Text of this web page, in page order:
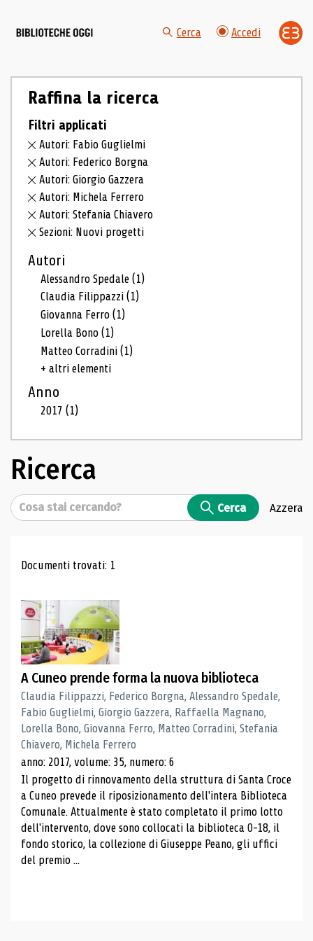
Cerca Accedi
Raffina la ricerca
Filtri applicati
Autori: Fabio Guglielmi
Autori: Federico Borgna
Autori: Giorgio Gazzera
Autori: Michela Ferrero
Autori: Stefania Chiavero
Sezioni: Nuovi progetti
Autori
Alessandro Spedale(1)
Claudia Filippazzi(1)
Giovanna Ferro(1)
Lorella Bono(1)
Matteo Corradini(1)
+ altri elementi
Anno
2017(1)
Ricerca
Cerca Cerca Azzera
Risultati di ricerca
Documenti trovati: 1
A Cuneo prende forma la nuova biblioteca
Claudia Filippazzi, Federico Borgna, Alessandro Spedale,
Fabio Guglielmi, Giorgio Gazzera, Raffaella Magnano,
Lorella Bono, Giovanna Ferro, Matteo Corradini, Stefania
Chiavero, Michela Ferrero
anno: 2017, volume: 35, numero: 6
Il progetto di rinnovamento della struttura di Santa Croce
a Cuneo prevede il riposizionamento dell'intera Biblioteca
Comunale. Attualmente è stato completato il primo lotto
dell'intervento, dove sono collocati la biblioteca 0-18, il
fondo storico, la collezione di Giuseppe Peano, gli uffici
del premio ...